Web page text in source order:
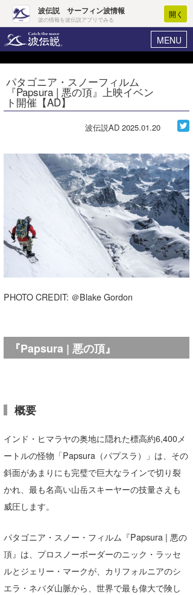
波伝説 サーフィン波情報
波の情報を波伝説アプリでみる
開く
MENU
ヘルプ マイホーム
ログイン
WAVE HUNTER波予想ツール
サーフィンエリアガイド
会員メニュー
パタゴニア・スノーフィルム
『Papsura | 悪の頂』上映イベン
ト開催【AD】
波伝説AD 2025.01.20
PHOTO CREDIT: ＠Blake Gordon
『Papsura | 悪の頂』
概要
インド・ヒマラヤの奥地に隠れた標高約6,400メ
ートルの怪物「Papsura（パプスラ）」は、その
斜面があまりにも完璧で巨大なラインで切り裂
かれ、最も名高い山岳スキーヤーの技量さえも
威圧します。
パタゴニア・スノー・フィルム『Papsura | 悪の
頂』は、プロスノーボーダーのニック・ラッセ
ルとジェリー・マークが、カリフォルニアのシ
エラ・ネバダ山脈から、世界で最も偉大で険し
Core Surf Japan
コンテスト
ファッション/グッズ
アート＆エンタメ
ショップ情報
ショップ情報
湘南
千葉南
四国
ウラナミ
お知らせ
VOTE!
ライター/寄稿メディア
Core Surf Japan
メディア